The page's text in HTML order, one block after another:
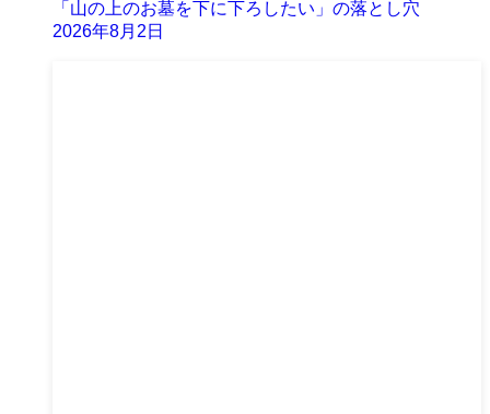
「山の上のお墓を下に下ろしたい」の落とし穴
2026年8月2日